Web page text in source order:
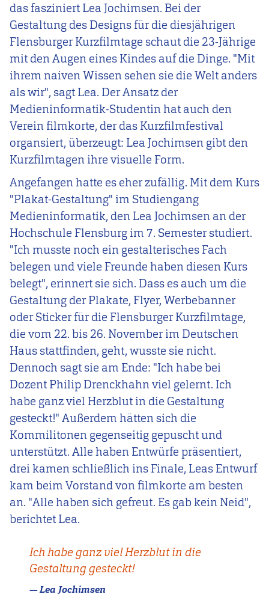
das fasziniert Lea Jochimsen. Bei der
Gestaltung des Designs für die diesjährigen
Flensburger Kurzfilmtage schaut die 23-Jährige
mit den Augen eines Kindes auf die Dinge. "Mit
ihrem naiven Wissen sehen sie die Welt anders
als wir", sagt Lea. Der Ansatz der
Medieninformatik-Studentin hat auch den
Verein filmkorte, der das Kurzfilmfestival
organsiert, überzeugt: Lea Jochimsen gibt den
Kurzfilmtagen ihre visuelle Form.
Angefangen hatte es eher zufällig. Mit dem Kurs
"Plakat-Gestaltung" im Studiengang
Medieninformatik, den Lea Jochimsen an der
Hochschule Flensburg im 7. Semester studiert.
"Ich musste noch ein gestalterisches Fach
belegen und viele Freunde haben diesen Kurs
belegt", erinnert sie sich. Dass es auch um die
Gestaltung der Plakate, Flyer, Werbebanner
oder Sticker für die Flensburger Kurzfilmtage,
die vom 22. bis 26. November im Deutschen
Haus stattfinden, geht, wusste sie nicht.
Dennoch sagt sie am Ende: "Ich habe bei
Dozent Philip Drenckhahn viel gelernt. Ich
habe ganz viel Herzblut in die Gestaltung
gesteckt!" Außerdem hätten sich die
Kommilitonen gegenseitig gepuscht und
unterstützt. Alle haben Entwürfe präsentiert,
drei kamen schließlich ins Finale, Leas Entwurf
kam beim Vorstand von filmkorte am besten
an. "Alle haben sich gefreut. Es gab kein Neid",
berichtet Lea.
Ich habe ganz viel Herzblut in die
Gestaltung gesteckt!
Lea Jochimsen